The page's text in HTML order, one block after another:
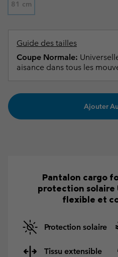
81 cm
Guide des tailles
Coupe Normale:
aisance dans tous les
Ajouter
Pantalon cargo
protection solaire
flexible et
Protection solaire
Tissu extensible